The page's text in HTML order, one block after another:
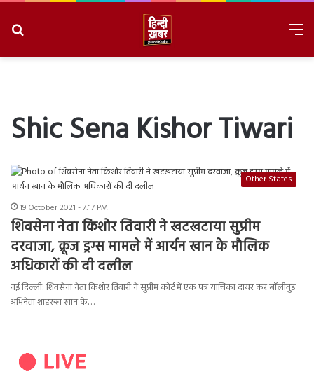
Shic Sena Kishor Tiwari
Other States
19 October 2021 - 7:17 PM
शिवसेना नेता किशोर तिवारी ने खटखटाया सुप्रीम
दरवाजा, क्रूज ड्रग्स मामले में आर्यन खान के मौलिक
अधिकारों की दी दलील
नई दिल्ली: शिवसेना नेता किशोर तिवारी ने सुप्रीम कोर्ट में एक पत्र याचिका दायर कर बॉलीवुड
अभिनेता शाहरुख खान के…